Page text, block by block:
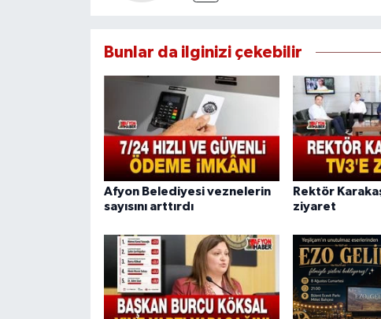
Bunlar da ilginizi çekebilir
Afyon Belediyesi veznelerin
sayısını arttırdı
Rektör
ziyaret